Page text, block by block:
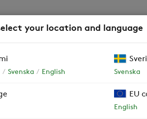
SUODATTIMET
your location and language
Svenska English Svenska
EU
English